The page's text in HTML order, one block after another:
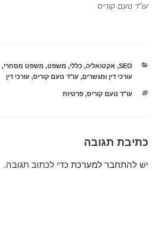
עו"ד נועם קוריס
קטגוריות
SEO
, אקטואליה,כללי, משפט, משפט מסחרי,
עורכי דין ומגשרים,עו"ד נועם קוריס,עורכי דין
תגיות
עו"ד נועם קוריס,פרטיות
כתיבת תגובה
יש להתחבר למערכת כדי לכתוב תגובה.